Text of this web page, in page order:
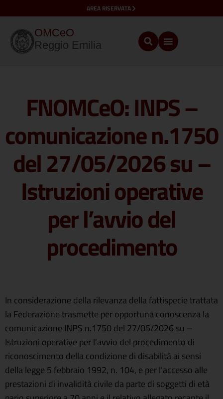
AREA RISERVATA
OMCeO
Reggio Emilia
FNOMCeO: INPS –
comunicazione n.1750
del 27/05/2026 su –
Istruzioni operative
per l’avvio del
procedimento
In considerazione della rilevanza della fattispecie trattata
la Federazione trasmette per opportuna conoscenza la
comunicazione INPS n.1750 del 27/05/2026 su –
Istruzioni operative per l’avvio del procedimento di
riconoscimento della condizione di disabilità ai sensi
della legge 5 febbraio 1992, n. 104, e per l’accesso alle
prestazioni di invalidità civile da parte di soggetti di età